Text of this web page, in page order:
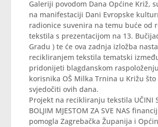
Galeriji povodom Dana Općine Križ,
na manifestaciji Dani Evropske
radionice suvenira na temu buće od
tekstila s prezentacijom na 13.
Gradu ) te će ova zadnja izložba
recikliranjem tekstila tematski
pridonijeti blagdanskom
korisnika OŠ Milka Trnina u Križu što
svjedočiti ovih dana.
Projekt na recikliranju tekstila UČINI
BOLJIM MJESTOM ZA SVE NAS
pomogla Zagrebačka Županija i